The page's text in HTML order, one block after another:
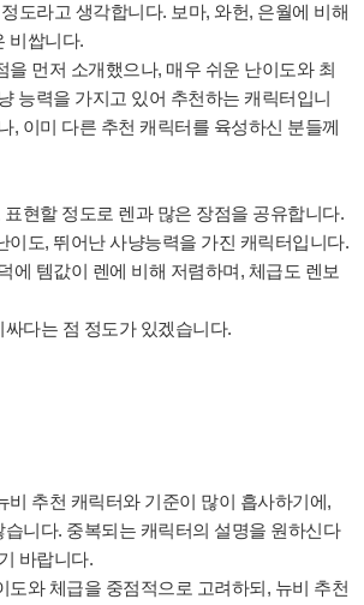
도라고 생각합니다. 보마, 와헌, 은월에 비해
비쌉니다.
을 먼저 소개했으나, 매우 쉬운 난이도와 최
능력을 가지고 있어 추천하는 캐릭터입니
, 이미 다른 추천 캐릭터를 육성하신 분들께
현할 정도로 렌과 많은 장점을 공유합니다.
이도, 뛰어난 사냥능력을 가진 캐릭터입니다.
에 템값이 렌에 비해 저렴하며, 체급도 렌보
다는 점 정도가 있겠습니다.
비 추천 캐릭터와 기준이 많이 흡사하기에,
니다. 중복되는 캐릭터의 설명을 원하신다
바랍니다.
도와 체급을 중점적으로 고려하되, 뉴비 추천